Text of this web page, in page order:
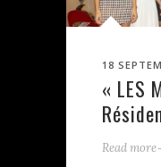
18
« LES
Read more